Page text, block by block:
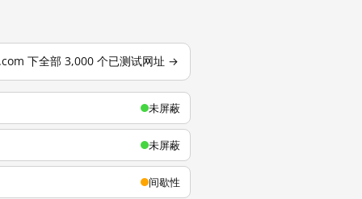
下全部 3,000 个已测试网址 →
未屏蔽
未屏蔽
间歇性